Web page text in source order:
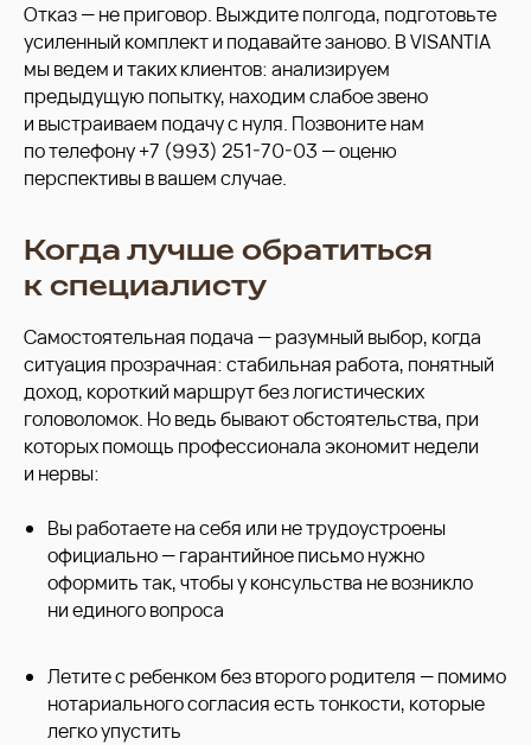
Отказ — не приговор. Выждите полгода, подготовьте
усиленный комплект и подавайте заново. В VISANTIA
мы ведем и таких клиентов: анализируем
предыдущую попытку, находим слабое звено
и выстраиваем подачу с нуля. Позвоните нам
по телефону +7 (993) 251-70-03 — оценю
перспективы в вашем случае.
Когда лучше обратиться
к специалисту
Самостоятельная подача — разумный выбор, когда
ситуация прозрачная: стабильная работа, понятный
доход, короткий маршрут без логистических
головоломок. Но ведь бывают обстоятельства, при
которых помощь профессионала экономит недели
и нервы:
Вы работаете на себя или не трудоустроены
официально — гарантийное письмо нужно
оформить так, чтобы у консульства не возникло
ни единого вопроса
Летите с ребенком без второго родителя — помимо
нотариального согласия есть тонкости, которые
легко упустить